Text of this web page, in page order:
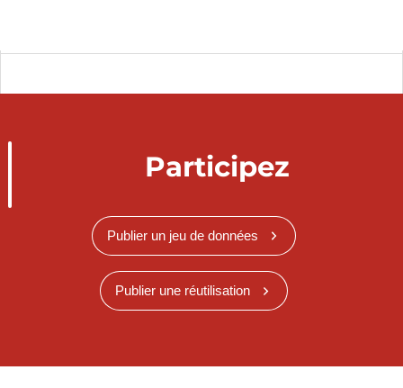
Participez
Publier un jeu de données
Publier une réutilisation